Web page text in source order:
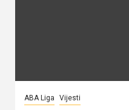
ABA Liga Vijesti